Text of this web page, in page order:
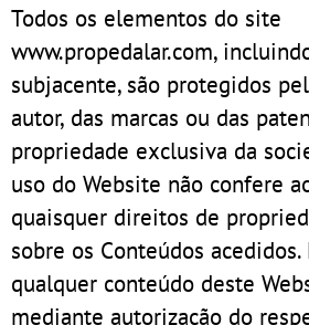
Todos os elementos do site
www.propedalar.com,
subjacente, são protegidos
autor, das marcas ou das
propriedade exclusiva da
uso do Website não confere
quaisquer direitos de
sobre os Conteúdos
qualquer conteúdo deste
mediante autorização do